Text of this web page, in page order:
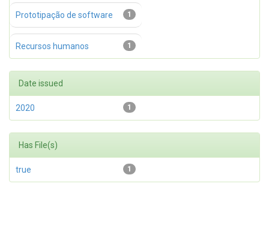
1
Prototipação de software
1
Recursos humanos
Date issued
1
2020
Has File(s)
1
true